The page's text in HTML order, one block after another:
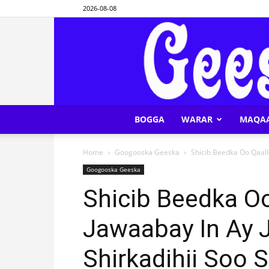
2026-08-08
BOGGA WARAR
Home Googooska Geeska Shicib Beedka Oo
Googooska Geeska
Shicib Beedka
Jawaabay In Ay
Shirkadihii Soo